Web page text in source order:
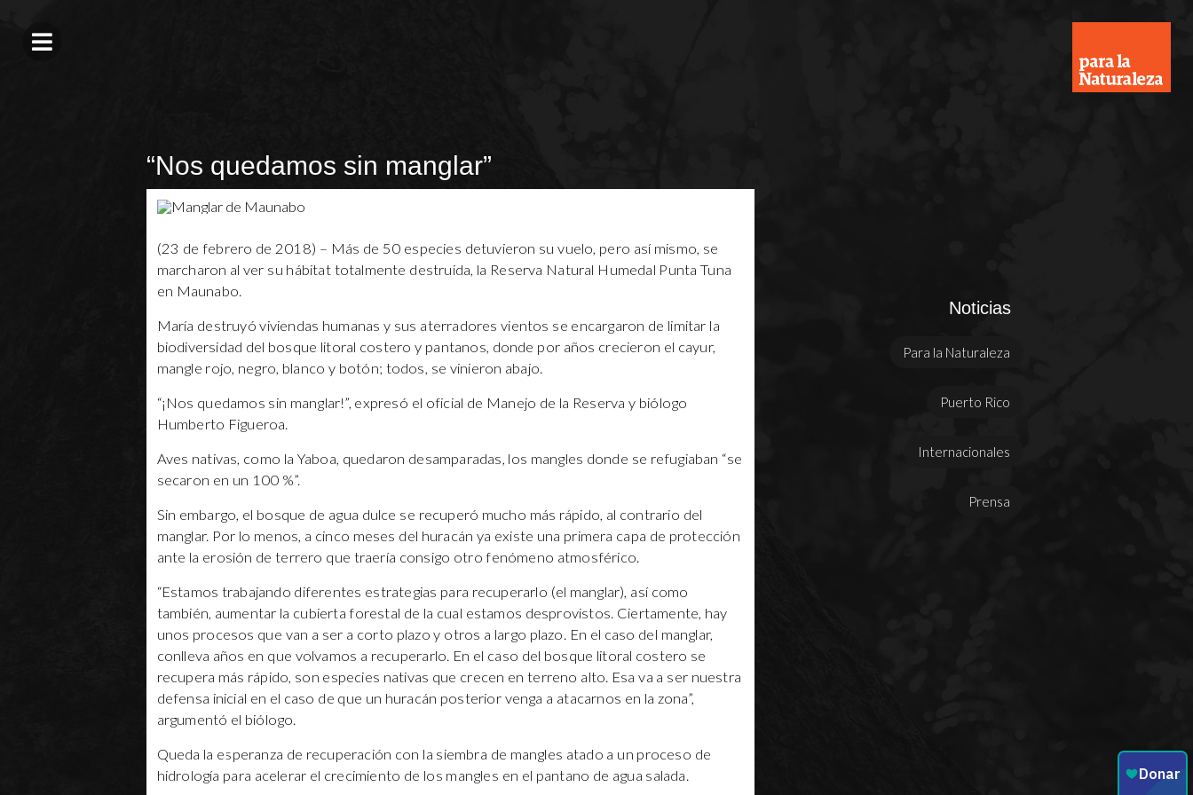
“Nos quedamos sin manglar”
(23 de febrero de 2018) – Más de 50 especies detuvieron su vuelo, pero así mismo, se
marcharon al ver su hábitat totalmente destruida, la Reserva Natural Humedal Punta Tuna
en Maunabo.
María destruyó viviendas humanas y sus aterradores vientos se encargaron de limitar la
biodiversidad del bosque litoral costero y pantanos, donde por años crecieron el cayur,
mangle rojo, negro, blanco y botón; todos, se vinieron abajo.
“¡Nos quedamos sin manglar!”, expresó el oficial de Manejo de la Reserva y biólogo
Humberto Figueroa.
Aves nativas, como la Yaboa, quedaron desamparadas, los mangles donde se refugiaban “se
secaron en un 100 %”.
Sin embargo, el bosque de agua dulce se recuperó mucho más rápido, al contrario del
manglar. Por lo menos, a cinco meses del huracán ya existe una primera capa de protección
ante la erosión de terrero que traería consigo otro fenómeno atmosférico.
“Estamos trabajando diferentes estrategias para recuperarlo (el manglar), así como
también, aumentar la cubierta forestal de la cual estamos desprovistos. Ciertamente, hay
unos procesos que van a ser a corto plazo y otros a largo plazo. En el caso del manglar,
conlleva años en que volvamos a recuperarlo. En el caso del bosque litoral costero se
recupera más rápido, son especies nativas que crecen en terreno alto. Esa va a ser nuestra
defensa inicial en el caso de que un huracán posterior venga a atacarnos en la zona”,
argumentó el biólogo.
Queda la esperanza de recuperación con la siembra de mangles atado a un proceso de
hidrología para acelerar el crecimiento de los mangles en el pantano de agua salada.
Noticias
Para la Naturaleza
Puerto Rico
Internacionales
Prensa